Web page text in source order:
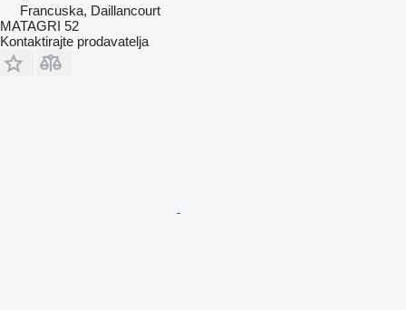
Francuska, Daillancourt
MATAGRI 52
Kontaktirajte prodavatelja